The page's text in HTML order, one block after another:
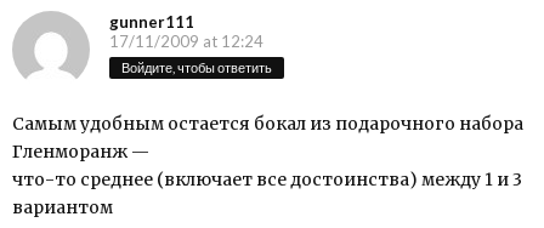
gunner111
17/11/2009 at 12:24
Войдите, чтобы ответить
Самым удобным остается бокал из подарочного набора
Гленморанж —
что-то среднее (включает все достоинства) между 1 и 3
вариантом